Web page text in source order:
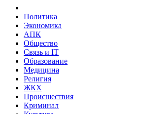
Политика
Экономика
АПК
Общество
Связь и IT
Образование
Медицина
Религия
ЖКХ
Происшествия
Криминал